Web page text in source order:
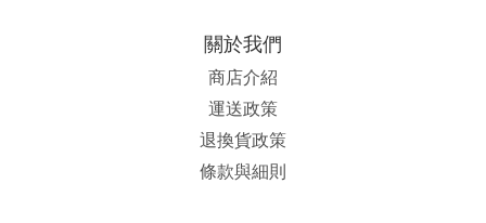
關於我們
商店介紹
運送政策
退換貨政策
條款與細則